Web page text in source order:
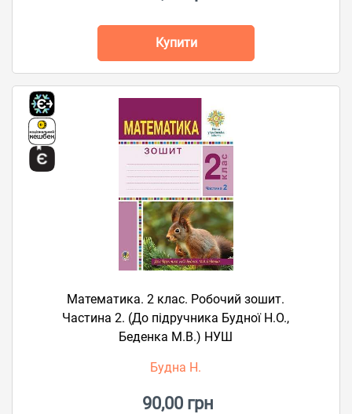
Купити
Математика. 2 клас. Робочий зошит.
Частина 2. (До підручника Будної Н.О.,
Беденка М.В.) НУШ
Будна Н.
90,00 грн